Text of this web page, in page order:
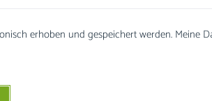
erhoben und gespeichert werden. Meine